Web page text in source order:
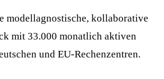
modellagnostische, kollaborative
mit 33.000 monatlich aktiven
und EU-Rechenzentren.